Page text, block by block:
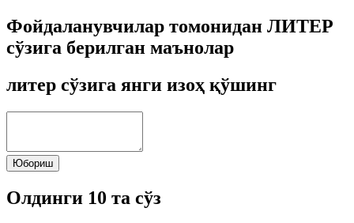
Фойдаланувчилар томонидан ЛИТЕР
сўзига берилган маънолар
литер сўзига янги изоҳ қўшинг
Юбориш
Олдинги 10 та сўз